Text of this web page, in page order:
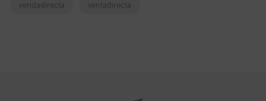
vendadirecta ventadirecta